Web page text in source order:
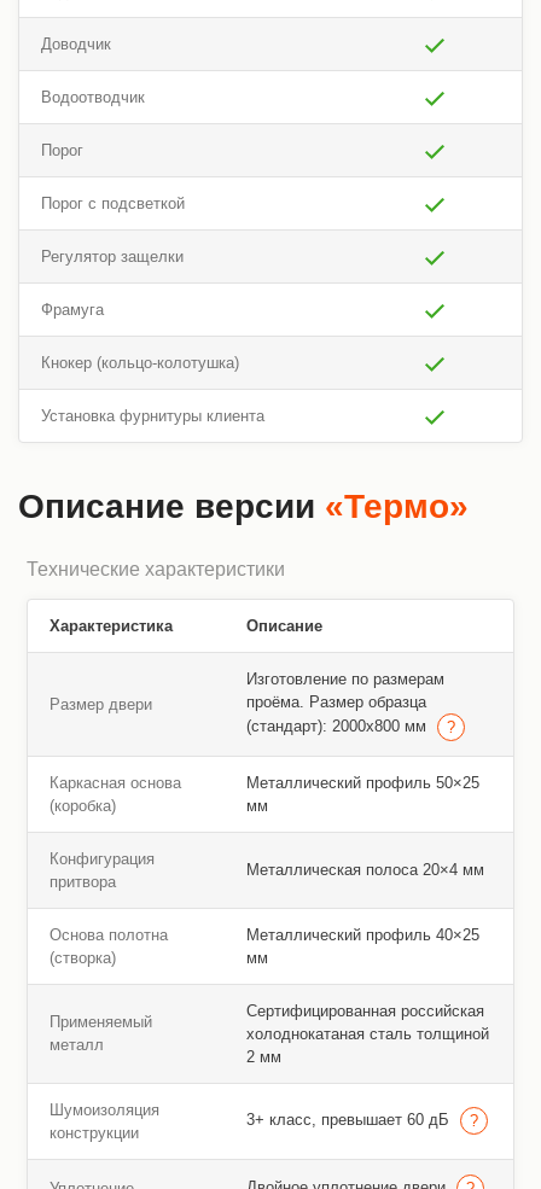
Доводчик
Водоотводчик
Порог
Порог с подсветкой
Регулятор защелки
Фрамуга
Кнокер (кольцо-колотушка)
Установка фурнитуры клиента
Описание версии «Термо»
Технические характеристики
Характеристика Описание
Размер двери
Изготовление по размерам
проёма. Размер образца
(стандарт): 2000х800 мм
Каркасная основа
(коробка)
Металлический профиль 50×25
мм
Конфигурация
притвора
Металлическая полоса 20×4 мм
Основа полотна
(створка)
Металлический профиль 40×25
мм
Применяемый
металл
Сертифицированная российская
холоднокатаная сталь толщиной
2 мм
Шумоизоляция
конструкции
3+ класс, превышает 60 дБ